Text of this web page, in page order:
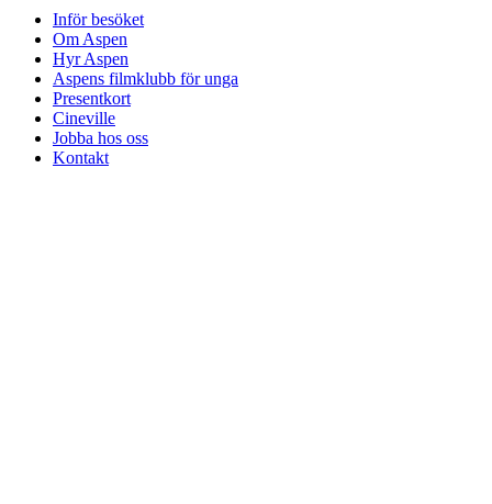
Inför besöket
Om Aspen
Hyr Aspen
Aspens filmklubb för unga
Presentkort
Cineville
Jobba hos oss
Kontakt